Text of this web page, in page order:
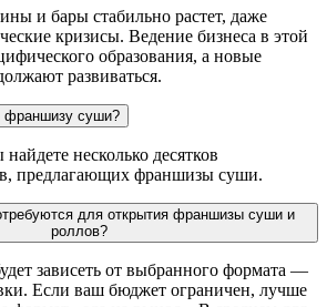
и бары стабильно растет, даже
кризисы. Ведение бизнеса в этой
образования, а новые
развиваться.
франшизу суши?
несколько десятков
предлагающих франшизы суши.
для открытия франшизы суши и
роллов?
зависеть от выбранного формата —
Если ваш бюджет ограничен, лучше